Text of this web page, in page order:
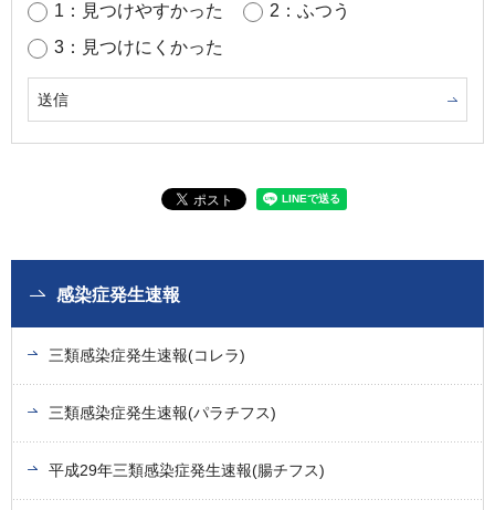
1：見つけやすかった
2：ふつう
3：見つけにくかった
感染症発生速報
三類感染症発生速報(コレラ)
三類感染症発生速報(パラチフス)
平成29年三類感染症発生速報(腸チフス)